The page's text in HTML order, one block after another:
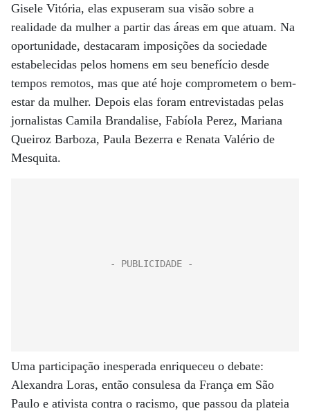
Gisele Vitória, elas expuseram sua visão sobre a
realidade da mulher a partir das áreas em que atuam. Na
oportunidade, destacaram imposições da sociedade
estabelecidas pelos homens em seu benefício desde
tempos remotos, mas que até hoje comprometem o bem-
estar da mulher. Depois elas foram entrevistadas pelas
jornalistas Camila Brandalise, Fabíola Perez, Mariana
Queiroz Barboza, Paula Bezerra e Renata Valério de
Mesquita.
Uma participação inesperada enriqueceu o debate:
Alexandra Loras, então consulesa da França em São
Paulo e ativista contra o racismo, que passou da plateia